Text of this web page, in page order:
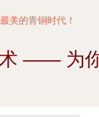
美的青铜时代！
—— 为